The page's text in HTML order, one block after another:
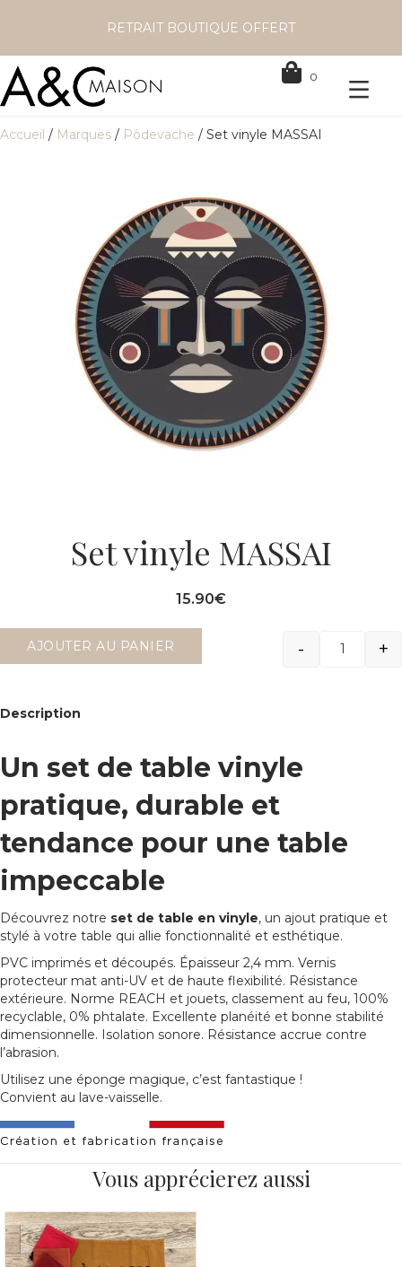
RETRAIT BOUTIQUE OFFERT
0
Accueil / Marques / Pôdevache / Set vinyle MASSAI
Set vinyle MASSAI
15.90€
- +
AJOUTER AU PANIER
Description
Un set de table vinyle
pratique, durable et
tendance pour une table
impeccable
Découvrez notre set de table en vinyle, un ajout pratique et
stylé à votre table qui allie fonctionnalité et esthétique.
­­­­­­PVC imprimés et découpés. Épaisseur 2,4 mm. Vernis
protecteur mat anti-UV et de haute flexibilité. Résistance
extérieure. Norme REACH et jouets, classement au feu, 100%
recyclable, 0% phtalate. Excellente planéité et bonne stabilité
dimensionnelle. Isolation sonore. Résistance accrue contre
l’abrasion.
Utilisez une éponge magique, c’est fantastique !
Convient au lave-vaisselle.
Vous apprécierez aussi